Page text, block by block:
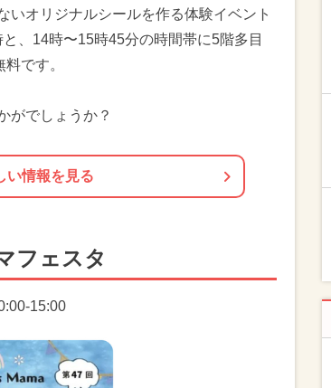
いオリジナルシールを作る体験イベント
、14時〜15時45分の時間帯に5階多目
です。
がでしょうか？
い情報を見る
フェスタ
15:00